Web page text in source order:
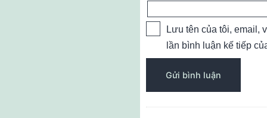
Lưu tên của tôi, email,
lần bình luận kế tiếp